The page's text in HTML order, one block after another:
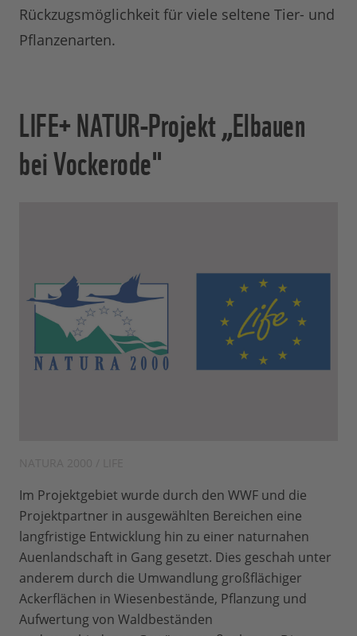
Rückzugsmöglichkeit für viele seltene Tier- und
Pflanzenarten.
LIFE+ NATUR-Projekt „Elbauen
bei Vockerode"
Im Projektgebiet wurde durch den WWF und die
Projektpartner in ausgewählten Bereichen eine
langfristige Entwicklung hin zu einer naturnahen
Auenlandschaft in Gang gesetzt. Dies geschah unter
anderem durch die Umwandlung großflächiger
Ackerflächen in Wiesenbestände, Pflanzung und
Aufwertung von Waldbeständen